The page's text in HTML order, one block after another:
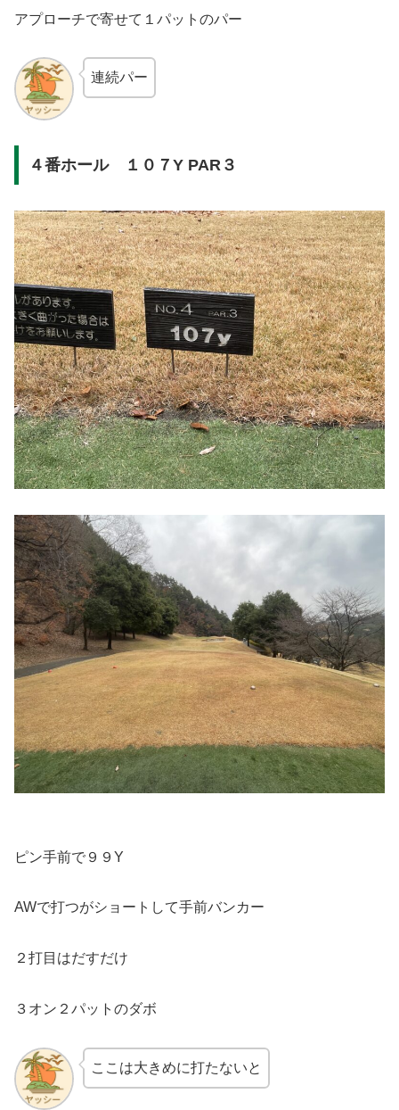
アプローチで寄せて１パットのパー
連続パー
４番ホール １０７Y PAR３
ピン手前で９９Y
AWで打つがショートして手前バンカー
２打目はだすだけ
３オン２パットのダボ
ここは大きめに打たないと